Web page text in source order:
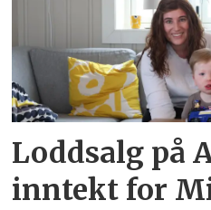
Loddsalg på
inntekt for